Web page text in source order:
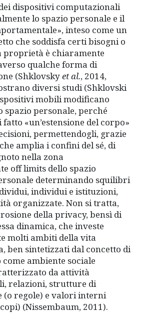
dispositivi computazionali
lo spazio personale e il
inteso come un
che soddisfa certi bisogni o
proprietà è chiaramente
qualche forma di
(Shklovskyet al., 2014,
diversi studi (Shklovski
mobili modificano
spazio personale, perché
«un’estensione del corpo»
permettendogli, grazie
amplia i confini del sé, di
nella zona
off limits dello spazio
determinando squilibri
individui e istituzioni,
organizzate. Non si tratta,
della privacy, bensì di
dinamica, che investe
molti ambiti della vita
ben sintetizzati dal concetto di
come ambiente sociale
da attività
relazioni, strutture di
(o regole) e valori interni
(Nissembaum, 2011).